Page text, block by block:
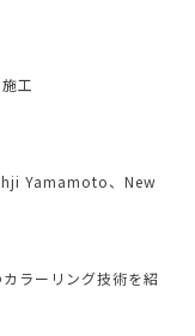
工
Yamamoto、New
ラーリング技術を紹